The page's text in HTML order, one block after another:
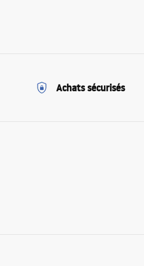
Achats sécurisés